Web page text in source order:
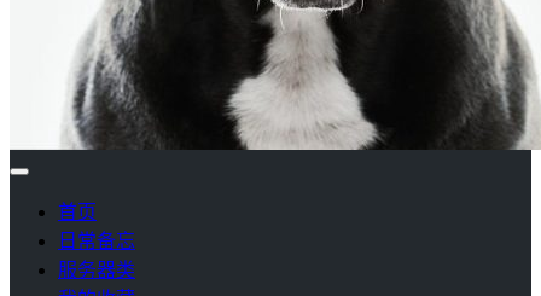
首页
日常备忘
服务器类